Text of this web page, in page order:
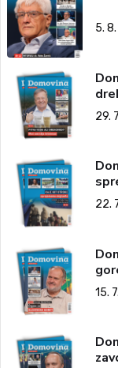
5.
29.
22.
15.